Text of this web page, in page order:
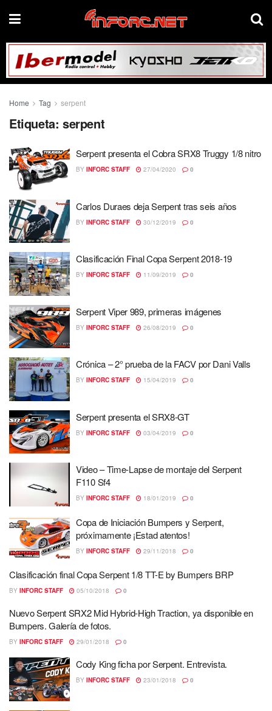
Home Tag serpent
Etiqueta: serpent
Serpent presenta el Cobra SRX8 Truggy 1/8 nitro
BY INFORC STAFF 27/04/2020 0
Carlos Duraes deja Serpent tras seis años
BY INFORC STAFF 30/12/2019 0
Clasificación Final Copa Serpent 2018-19
BY INFORC STAFF 11/09/2019 0
Serpent Viper 989, primeras imágenes
BY INFORC STAFF 26/08/2019 0
Crónica – 2° prueba de la FACV por Dani Valls
BY INFORC STAFF 15/04/2019 0
Serpent presenta el SRX8-GT
BY INFORC STAFF 03/04/2019 0
Video – Time-Lapse de montaje del Serpent
F110 Sf4
BY INFORC STAFF 18/01/2019 0
Copa de Iniciación Bumpers y Serpent,
próximamente ¡Estad atentos!
BY INFORC STAFF 29/11/2018 0
Clasificación final Copa Serpent 1/8 TT-E by Bumpers BRP
BY INFORC STAFF 05/10/2018 0
Nuevo Serpent SRX2 Mid Hybrid-High Traction, ya disponible en
Bumpers. Galería de fotos.
BY INFORC STAFF 29/01/2018 0
Cody King ficha por Serpent. Entrevista.
BY INFORC STAFF 23/01/2018 0